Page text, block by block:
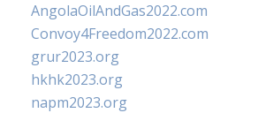
AngolaOilAndGas2022.com
Convoy4Freedom2022.com
grur2023.org
hkhk2023.org
napm2023.org